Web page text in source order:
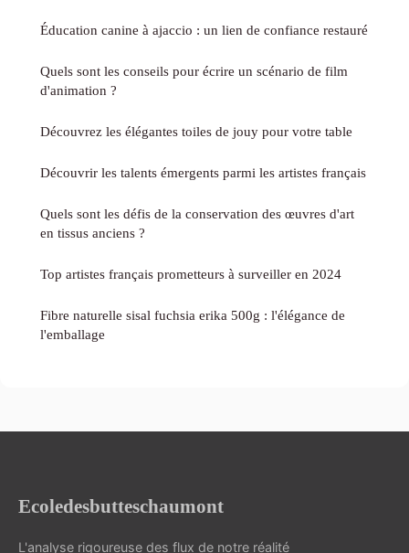
Éducation canine à ajaccio : un lien de confiance restauré
Quels sont les conseils pour écrire un scénario de film
d'animation ?
Découvrez les élégantes toiles de jouy pour votre table
Découvrir les talents émergents parmi les artistes français
Quels sont les défis de la conservation des œuvres d'art
en tissus anciens ?
Top artistes français prometteurs à surveiller en 2024
Fibre naturelle sisal fuchsia erika 500g : l'élégance de
l'emballage
Ecoledesbutteschaumont
L'analyse rigoureuse des flux de notre réalité